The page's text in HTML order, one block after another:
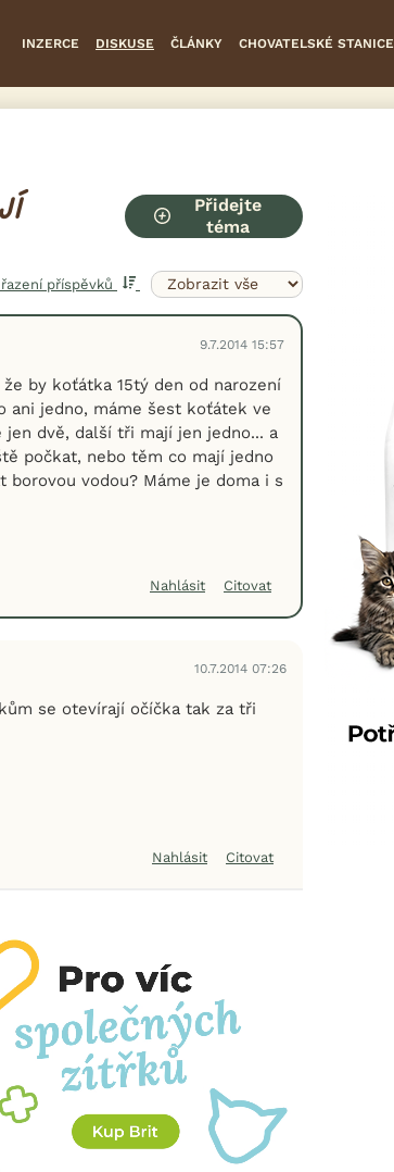
INZERCE DISKUSE ČLÁNKY CHOVATELSKÉ STANICE
Přidejte
téma
příspěvků
9.7.2014 15:57
by koťátka 15tý den od narození
ani jedno, máme šest koťátek ve
dvě, další tři mají jen jedno... a
počkat, nebo těm co mají jedno
vodou? Máme je doma i s
Nahlásit Citovat
10.7.2014 07:26
se otevírají očíčka tak za tři
Nahlásit Citovat